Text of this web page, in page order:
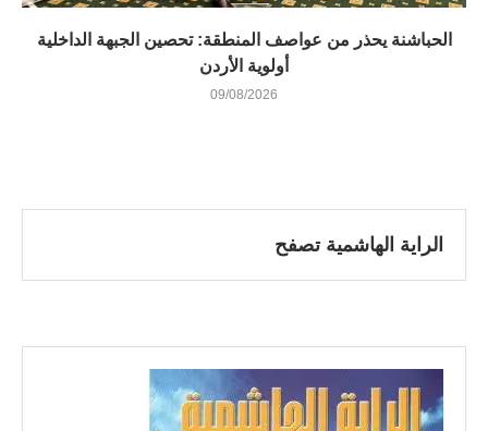
الحباشنة يحذر من عواصف المنطقة: تحصين الجبهة الداخلية
أولوية الأردن
09/08/2026
الراية الهاشمية تصفح